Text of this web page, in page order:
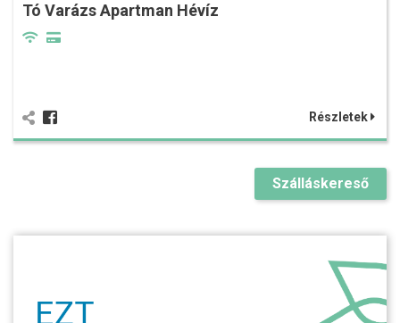
Tó Varázs Apartman Hévíz
Részletek
Szálláskereső